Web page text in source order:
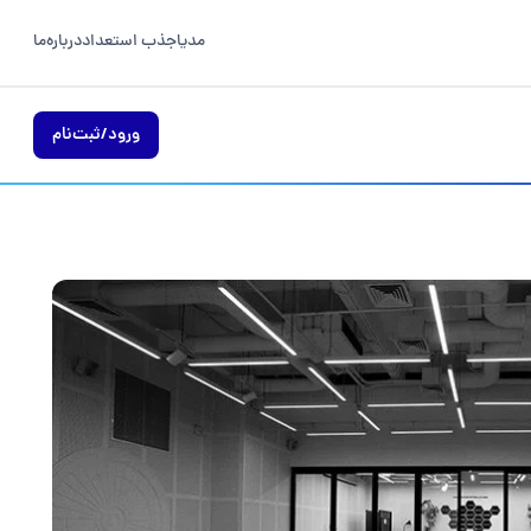
مدیاجذب استعداددرباره‌ما